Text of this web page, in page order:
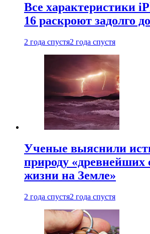
Все характеристики
16 раскроют задолго
2 года спустя2 года спустя
Ученые выяснили
природу «древнейших
жизни на Земле»
2 года спустя2 года спустя